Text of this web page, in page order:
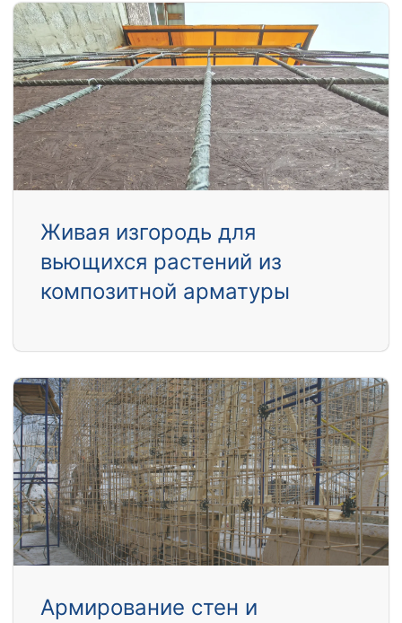
Живая изгородь для
вьющихся растений из
композитной арматуры
Армирование стен и